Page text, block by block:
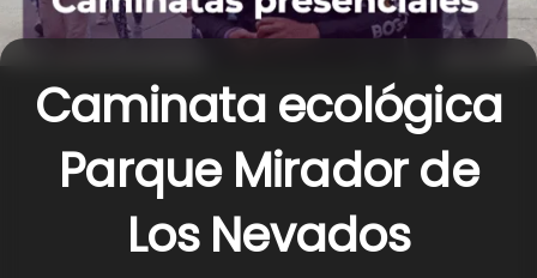
Caminata ecológica
Parque Mirador de
Los Nevados